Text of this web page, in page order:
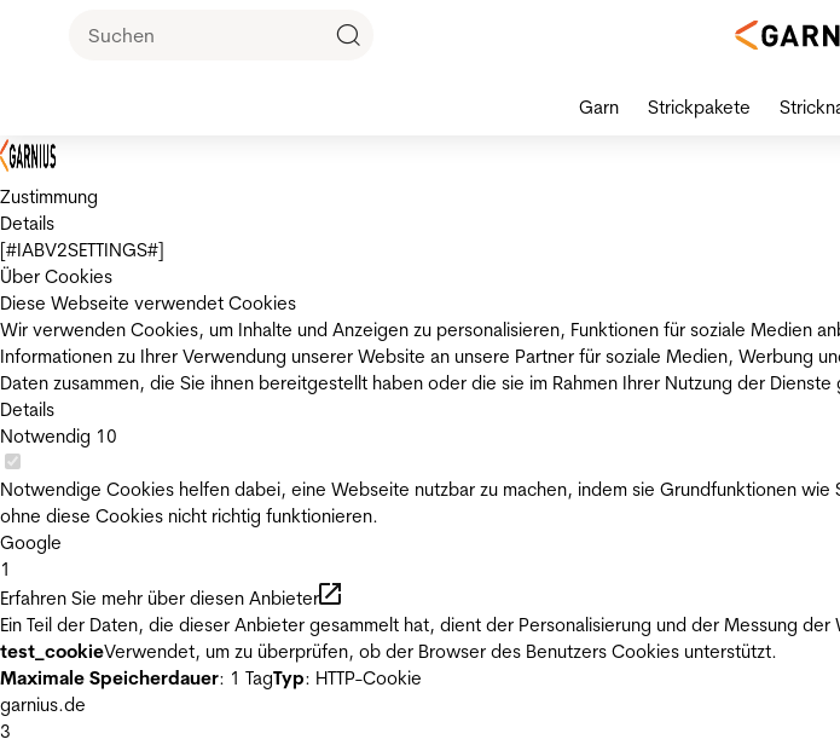
Zustimmung
Details
[#IABV2SETTINGS#]
Über Cookies
Diese Webseite verwendet Cookies
Wir verwenden Cookies, um Inhalte und Anzeigen zu personalisieren, Funktionen für soziale Medien
Informationen zu Ihrer Verwendung unserer Website an unsere Partner für soziale Medien, Werbung
Daten zusammen, die Sie ihnen bereitgestellt haben oder die sie im Rahmen Ihrer Nutzung der Dienste
Details
Notwendig 10
Notwendige Cookies helfen dabei, eine Webseite nutzbar zu machen, indem sie Grundfunktionen
ohne diese Cookies nicht richtig funktionieren.
Google
1
Erfahren Sie mehr über diesen Anbieter
Ein Teil der Daten, die dieser Anbieter gesammelt hat, dient der Personalisierung und der Messung der
test_cookieVerwendet, um zu überprüfen, ob der Browser des Benutzers Cookies unterstützt.
Maximale Speicherdauer: 1 TagTyp: HTTP-Cookie
garnius.de
3
Garn Strickpakete